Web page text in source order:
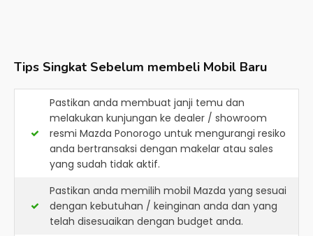
Tips Singkat Sebelum membeli Mobil Baru
Pastikan anda membuat janji temu dan
melakukan kunjungan ke dealer / showroom
resmi Mazda Ponorogo untuk mengurangi resiko
anda bertransaksi dengan makelar atau sales
yang sudah tidak aktif.
Pastikan anda memilih mobil Mazda yang sesuai
dengan kebutuhan / keinginan anda dan yang
telah disesuaikan dengan budget anda.